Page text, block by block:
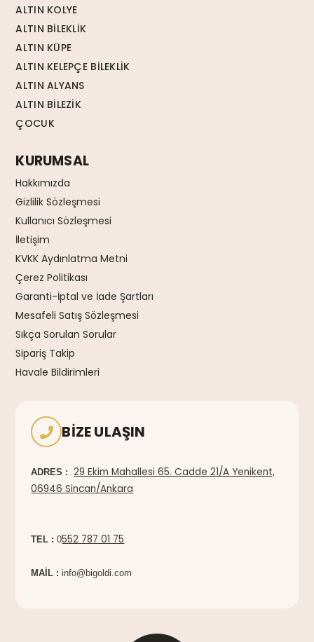
ALTIN KOLYE
ALTIN BİLEKLİK
ALTIN KÜPE
ALTIN KELEPÇE BİLEKLİK
ALTIN ALYANS
ALTIN BİLEZİK
ÇOCUK
KURUMSAL
Hakkımızda
Gizlilik Sözleşmesi
Kullanıcı Sözleşmesi
İletişim
KVKK Aydınlatma Metni
Çerez Politikası
Garanti-İptal ve İade Şartları
Mesafeli Satış Sözleşmesi
Sıkça Sorulan Sorular
Sipariş Takip
Havale Bildirimleri
BIZE ULAŞIN
ADRES :
29 Ekim Mahallesi 65. Cadde 21/A Yenikent,
06946 Sincan/Ankara
TEL : 0552 787 01 75
MAİL :info@bigoldi.com